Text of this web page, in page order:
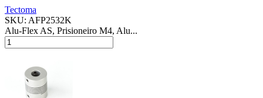
Tectoma
SKU: AFP2532K
Alu-Flex AS, Prisioneiro M4, Alu...